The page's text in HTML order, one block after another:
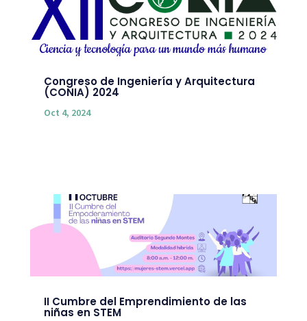
Congreso de Ingeniería y Arquitectura
(CONIA) 2024
Oct 4, 2024
II Cumbre del Emprendimiento de las
niñas en STEM